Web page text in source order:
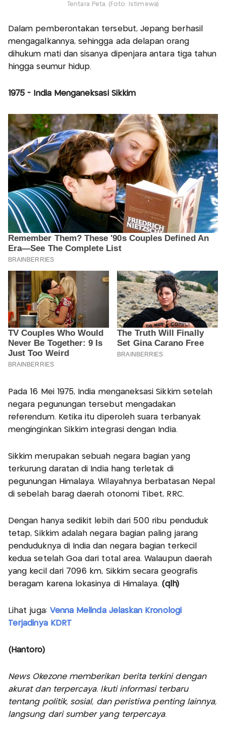
Tentara Peta. (Foto: Istimewa)
Dalam pemberontakan tersebut, Jepang berhasil
mengagalkannya, sehingga ada delapan orang
dihukum mati dan sisanya dipenjara antara tiga tahun
hingga seumur hidup.
1975 - India Menganeksasi Sikkim
Pada 16 Mei 1975, India menganeksasi Sikkim setelah
negara pegunungan tersebut mengadakan
referendum. Ketika itu diperoleh suara terbanyak
menginginkan Sikkim integrasi dengan India.
Sikkim merupakan sebuah negara bagian yang
terkurung daratan di India hang terletak di
pegunungan Himalaya. Wilayahnya berbatasan Nepal
di sebelah barag daerah otonomi Tibet, RRC.
Dengan hanya sedikit lebih dari 500 ribu penduduk
tetap, Sikkim adalah negara bagian paling jarang
penduduknya di India dan negara bagian terkecil
kedua setelah Goa dari total area. Walaupun daerah
yang kecil dari 7096 km, Sikkim secara geografis
beragam karena lokasinya di Himalaya. (qlh)
Lihat juga: Venna Melinda Jelaskan Kronologi
Terjadinya KDRT
(Hantoro)
News Okezone memberikan berita terkini dengan
akurat dan terpercaya. Ikuti informasi terbaru
tentang politik, sosial, dan peristiwa penting lainnya,
langsung dari sumber yang terpercaya.